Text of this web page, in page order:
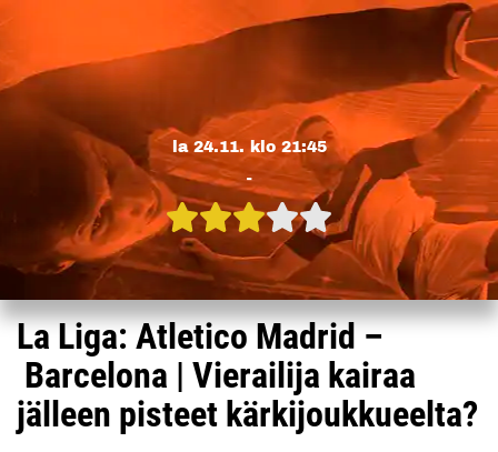
la 24.11. klo 21:45
-
La Liga: Atletico Madrid –
Barcelona | Vierailija kairaa
jälleen pisteet kärkijoukkueelta?